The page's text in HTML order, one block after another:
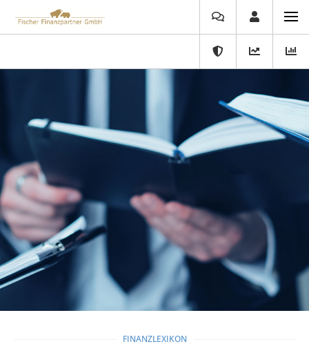
FINANZLEXIKON